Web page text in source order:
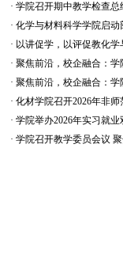
· 学院召开期中教学检查
· 化学与材料科学学院启
· 以讲促学，以评促教化
· 聚焦前沿，校企融合：学
· 聚焦前沿，校企融合：学
· 化材学院召开2026年非
· 学院举办2026年实习就业
· 学院召开教学委员会议